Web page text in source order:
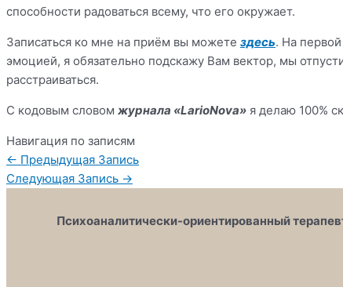
способности радоваться всему, что его окружает.
Записаться ко мне на приём вы можете здесь. На
эмоцией, я обязательно подскажу Вам вектор, мы
расстраиваться.
С кодовым словом журнала «LarioNova» я делаю 100%
Навигация по записям
← Предыдущая Запись
Следующая Запись →
Психоаналитически-ориентированный